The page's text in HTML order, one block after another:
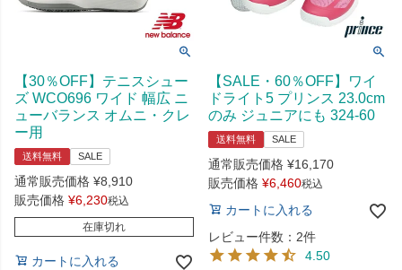
【30％OFF】テニスシュー
ズ WCO696 ワイド 幅広 ニ
ューバランス オムニ・クレ
ー用
送料無料 SALE
通常販売価格 ¥8,910
販売価格 ¥6,230税込
在庫切れ
カートに入れる
【SALE・60％OFF】ワイ
ドライト5 プリンス 23.0cm
のみ ジュニアにも 324-60
送料無料 SALE
通常販売価格 ¥16,170
販売価格 ¥6,460税込
カートに入れる
レビュー件数：2件
4.50